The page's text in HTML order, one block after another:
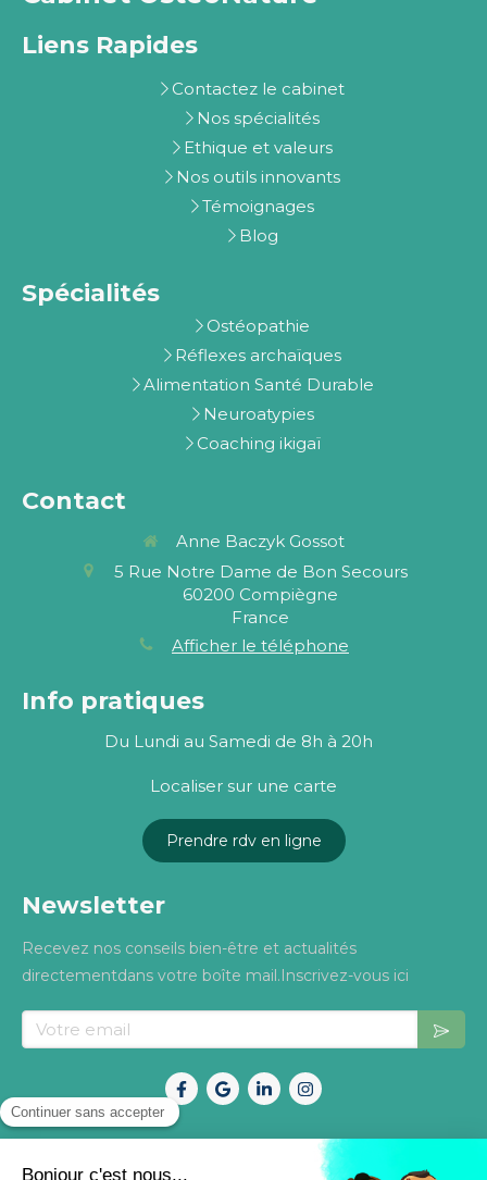
Liens Rapides
Contactez le cabinet
Nos spécialités
Ethique et valeurs
Nos outils innovants
Témoignages
Blog
Spécialités
Ostéopathie
Réflexes archaïques
Alimentation Santé Durable
Neuroatypies
Coaching ikigaï
Contact
Anne Baczyk Gossot
5 Rue Notre Dame de Bon Secours
60200 Compiègne
France
Afficher le téléphone
Info pratiques
Du Lundi au Samedi de 8h à 20h
Localiser sur une carte
Prendre rdv en ligne
Newsletter
Recevez nos conseils bien-être et actualités
directementdans votre boîte mail.Inscrivez-vous ici
Votre email